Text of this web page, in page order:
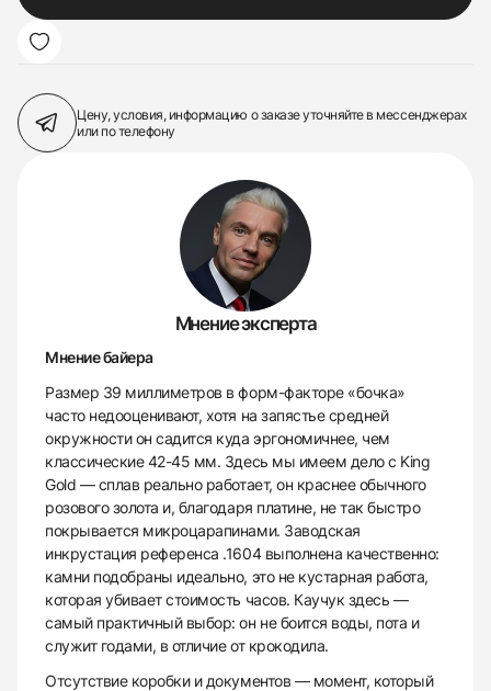
Цену, условия, информацию о заказеуточняйте в мессенджерах
или по телефону
Мнение эксперта
Мнение байера
Размер 39 миллиметров в форм-факторе «бочка»
часто недооценивают, хотя на запястье средней
окружности он садится куда эргономичнее, чем
классические 42-45 мм. Здесь мы имеем дело с King
Gold — сплав реально работает, он краснее обычного
розового золота и, благодаря платине, не так быстро
покрывается микроцарапинами. Заводская
инкрустация референса .1604 выполнена качественно:
камни подобраны идеально, это не кустарная работа,
которая убивает стоимость часов. Каучук здесь —
самый практичный выбор: он не боится воды, пота и
служит годами, в отличие от крокодила.
Отсутствие коробки и документов — момент, который